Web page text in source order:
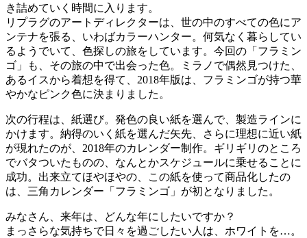
き詰めていく時間に入ります。
リプラグのアートディレクターは、世の中のすべての色にア
ンテナを張る、いわばカラーハンター。何気なく暮らしてい
るようでいて、色探しの旅をしています。今回の「フラミン
ゴ」も、その旅の中で出会った色。ミラノで偶然見つけた、
あるイスから着想を得て、2018年版は、フラミンゴが持つ華
やかなピンク色に決まりました。
次の行程は、紙選び。発色の良い紙を選んで、製造ラインに
かけます。納得のいく紙を選んだ矢先、さらに理想に近い紙
が現れたのが、2018年のカレンダー制作。ギリギリのところ
でバタついたものの、なんとかスケジュールに乗せることに
成功。出来立てほやほやの、この紙を使って商品化したの
は、三角カレンダー「フラミンゴ」が初となりました。
みなさん、来年は、どんな年にしたいですか？
まっさらな気持ちで日々を過ごしたい人は、ホワイトを…。